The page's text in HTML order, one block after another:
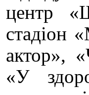
центр
стадіон
актор»,
«У